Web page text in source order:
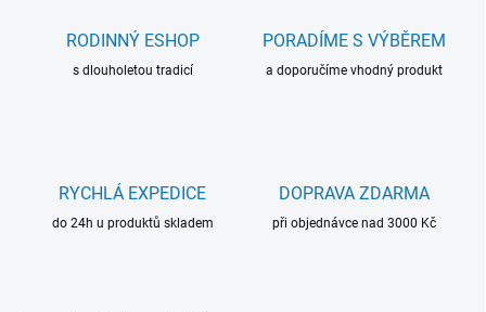
RODINNÝ ESHOP
s dlouholetou tradicí
PORADÍME S VÝBĚREM
a doporučíme vhodný produkt
RYCHLÁ EXPEDICE
do 24h u produktů skladem
DOPRAVA ZDARMA
při objednávce nad 3000 Kč